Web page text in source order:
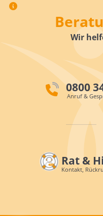
Wir
0800
Anruf &
Rat &
Kontakt,